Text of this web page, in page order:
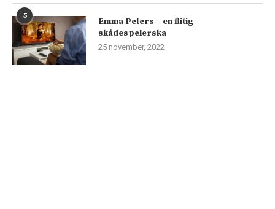
5
Emma Peters – en flitig
skådespelerska
25 november, 2022